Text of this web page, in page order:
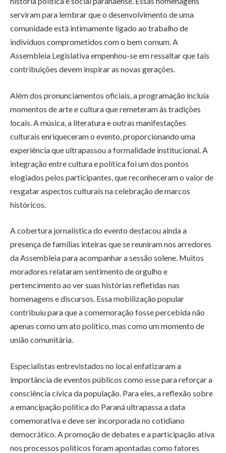
serviram para lembrar que o desenvolvimento de uma
comunidade está intimamente ligado ao trabalho de
indivíduos comprometidos com o bem comum. A
Assembleia Legislativa empenhou-se em ressaltar que tais
contribuições devem inspirar as novas gerações.
Além dos pronunciamentos oficiais, a programação incluía
momentos de arte e cultura que remeteram às tradições
locais. A música, a literatura e outras manifestações
culturais enriqueceram o evento, proporcionando uma
experiência que ultrapassou a formalidade institucional. A
integração entre cultura e política foi um dos pontos
elogiados pelos participantes, que reconheceram o valor de
resgatar aspectos culturais na celebração de marcos
históricos.
A cobertura jornalística do evento destacou ainda a
presença de famílias inteiras que se reuniram nos arredores
da Assembleia para acompanhar a sessão solene. Muitos
moradores relataram sentimento de orgulho e
pertencimento ao ver suas histórias refletidas nas
homenagens e discursos. Essa mobilização popular
contribuiu para que a comemoração fosse percebida não
apenas como um ato político, mas como um momento de
união comunitária.
Especialistas entrevistados no local enfatizaram a
importância de eventos públicos como esse para reforçar a
consciência cívica da população. Para eles, a reflexão sobre
a emancipação política do Paraná ultrapassa a data
comemorativa e deve ser incorporada no cotidiano
democrático. A promoção de debates e a participação ativa
nos processos políticos foram apontadas como fatores